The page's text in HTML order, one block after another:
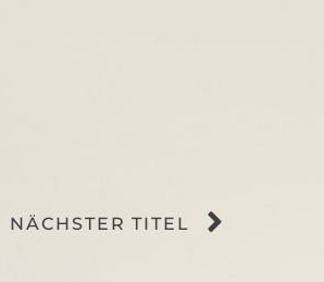
NÄCHSTER TITEL